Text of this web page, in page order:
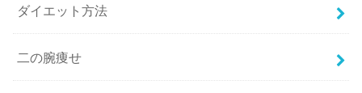
ダイエット方法
二の腕痩せ